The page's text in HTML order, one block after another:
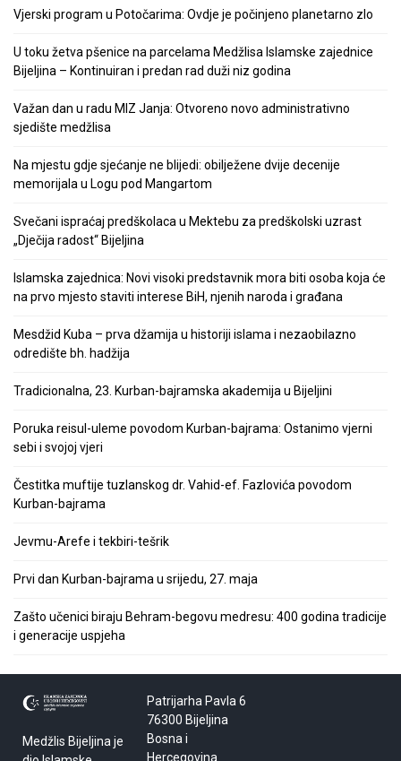
Vjerski program u Potočarima: Ovdje je počinjeno planetarno zlo
U toku žetva pšenice na parcelama Medžlisa Islamske zajednice
Bijeljina – Kontinuiran i predan rad duži niz godina
Važan dan u radu MIZ Janja: Otvoreno novo administrativno
sjedište medžlisa
Na mjestu gdje sjećanje ne blijedi: obilježene dvije decenije
memorijala u Logu pod Mangartom
Svečani ispraćaj predškolaca u Mektebu za predškolski uzrast
„Dječija radost“ Bijeljina
Islamska zajednica: Novi visoki predstavnik mora biti osoba koja će
na prvo mjesto staviti interese BiH, njenih naroda i građana
Mesdžid Kuba – prva džamija u historiji islama i nezaobilazno
odredište bh. hadžija
Tradicionalna, 23. Kurban-bajramska akademija u Bijeljini
Poruka reisul-uleme povodom Kurban-bajrama: Ostanimo vjerni
sebi i svojoj vjeri
Čestitka muftije tuzlanskog dr. Vahid-ef. Fazlovića povodom
Kurban-bajrama
Jevmu-Arefe i tekbiri-tešrik
Prvi dan Kurban-bajrama u srijedu, 27. maja
Zašto učenici biraju Behram-begovu medresu: 400 godina tradicije
i generacije uspjeha
Medžlis Bijeljina je
Patrijarha Pavla 6
76300 Bijeljina
Bosna i
Hercegovina